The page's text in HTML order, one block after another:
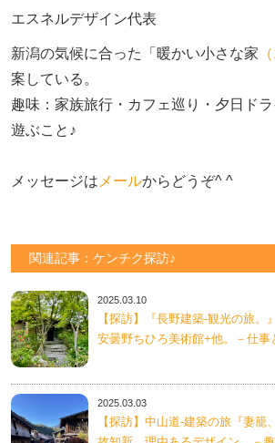
エスネルデザイン代表
新潟の気候に合った「暖かい小さな家
案している。
趣味：家族旅行・カフェ巡り・夕日ド
遊ぶこと♪
メッセージは メールからどうぞ^ ^
関連記事：ケンチク探訪♪
2025.03.10
【探訪】『長野建築-観光の旅。
安曇野ちひろ美術館+他。－仕事
2025.03.03
【探訪】中山道-建築の旅『妻籠